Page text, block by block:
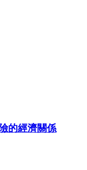
的經濟關係